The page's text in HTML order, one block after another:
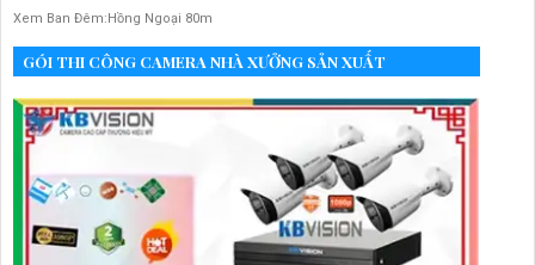
Xem Ban Đêm:Hồng Ngoại 80m
GÓI THI CÔNG CAMERA NHÀ XƯỞNG SẢN XUẤT